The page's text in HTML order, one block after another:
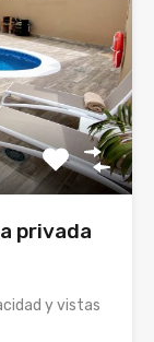
privada
y vistas